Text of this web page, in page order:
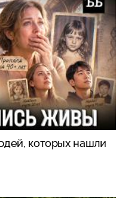
которых нашли